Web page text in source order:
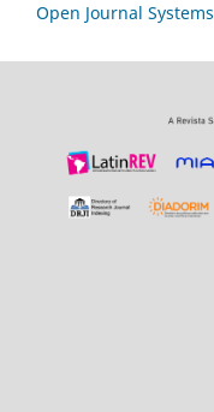
Open Journal Systems